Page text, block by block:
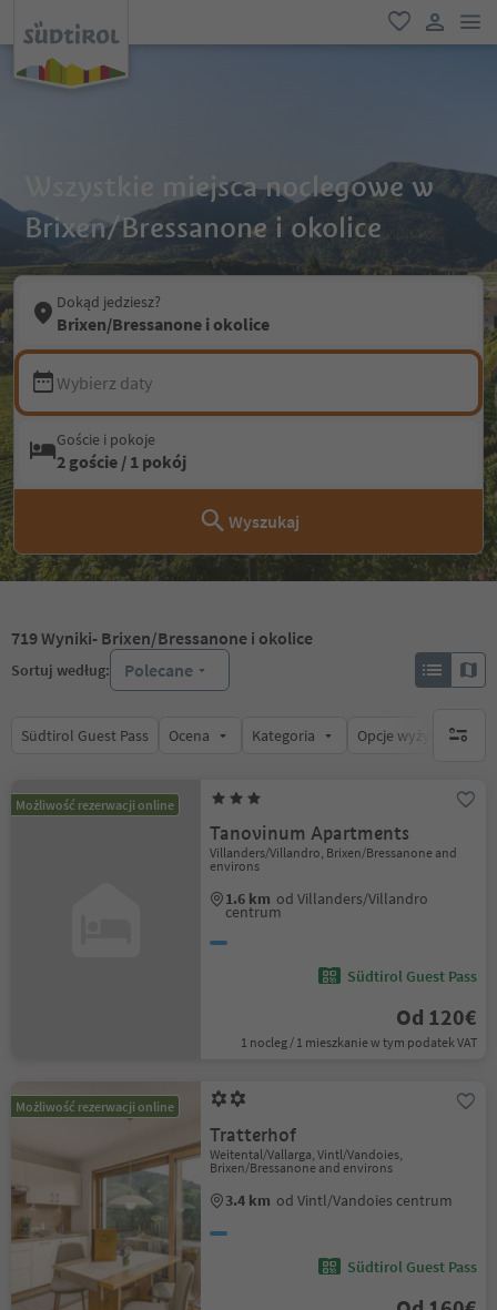
ulubione
link
Wszystkie miejsca noclegowe w
Brixen/Bressanone i okolice
Dokąd jedziesz?
Brixen/Bressanone i okolice
Wybierz daty
Goście i pokoje
2 goście / 1 pokój
Wyszukaj
719Wyniki- Brixen/Bressanone i okolice
Sortuj według: Polecane
Südtirol Guest Pass Ocena Kategoria Opcje wyżywieniabrak
Możliwość rezerwacji online
Tanovinum Apartments
Villanders/Villandro, Brixen/Bressanone and
environs
1.6 km od Villanders/Villandro
centrum
Südtirol Guest Pass
Od 120€
1 nocleg / 1 mieszkanie w tym podatek VAT
Możliwość rezerwacji online
Tratterhof
Weitental/Vallarga, Vintl/Vandoies,
Brixen/Bressanone and environs
3.4 km od Vintl/Vandoies centrum
Südtirol Guest Pass